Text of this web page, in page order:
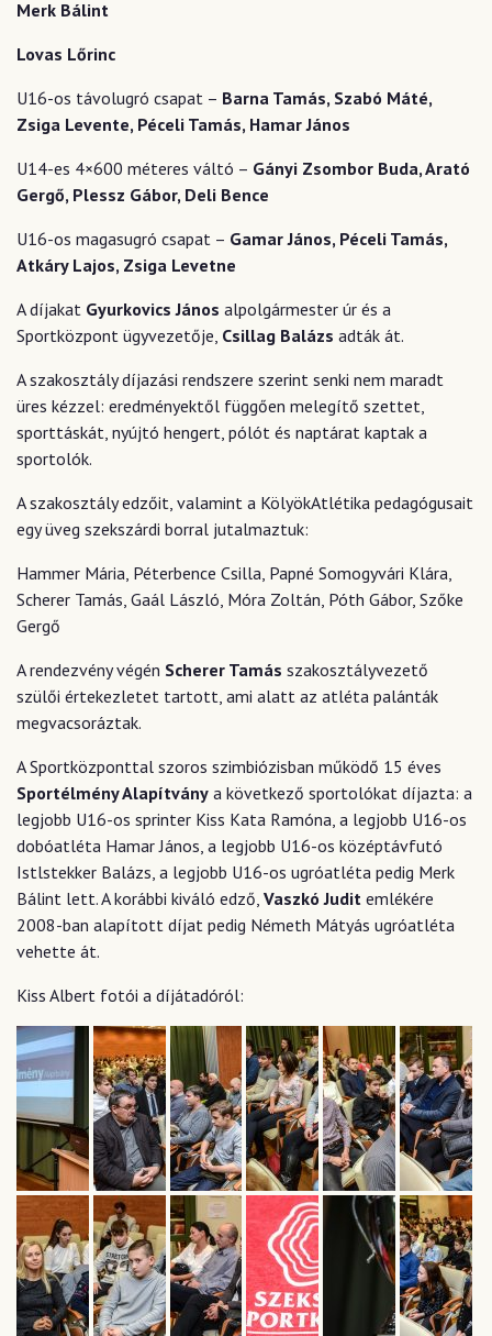
Merk Bálint
Lovas Lőrinc
U16-os távolugró csapat – Barna Tamás, Szabó Máté,
Zsiga Levente, Péceli Tamás, Hamar János
U14-es 4×600 méteres váltó – Gányi Zsombor Buda, Arató
Gergő, Plessz Gábor, Deli Bence
U16-os magasugró csapat – Gamar János, Péceli Tamás,
Atkáry Lajos, Zsiga Levetne
A díjakat Gyurkovics János alpolgármester úr és a
Sportközpont ügyvezetője, Csillag Balázs adták át.
A szakosztály díjazási rendszere szerint senki nem maradt
üres kézzel: eredményektől függően melegítő szettet,
sporttáskát, nyújtó hengert, pólót és naptárat kaptak a
sportolók.
A szakosztály edzőit, valamint a KölyökAtlétika pedagógusait
egy üveg szekszárdi borral jutalmaztuk:
Hammer Mária, Péterbence Csilla, Papné Somogyvári Klára,
Scherer Tamás, Gaál László, Móra Zoltán, Póth Gábor, Szőke
Gergő
A rendezvény végén Scherer Tamás szakosztályvezető
szülői értekezletet tartott, ami alatt az atléta palánták
megvacsoráztak.
A Sportközponttal szoros szimbiózisban működő 15 éves
Sportélmény Alapítvány a következő sportolókat díjazta: a
legjobb U16-os sprinter Kiss Kata Ramóna, a legjobb U16-os
dobóatléta Hamar János, a legjobb U16-os középtávfutó
Istlstekker Balázs, a legjobb U16-os ugróatléta pedig Merk
Bálint lett. A korábbi kiváló edző, Vaszkó Judit emlékére
2008-ban alapított díjat pedig Németh Mátyás ugróatléta
vehette át.
Kiss Albert fotói a díjátadóról: